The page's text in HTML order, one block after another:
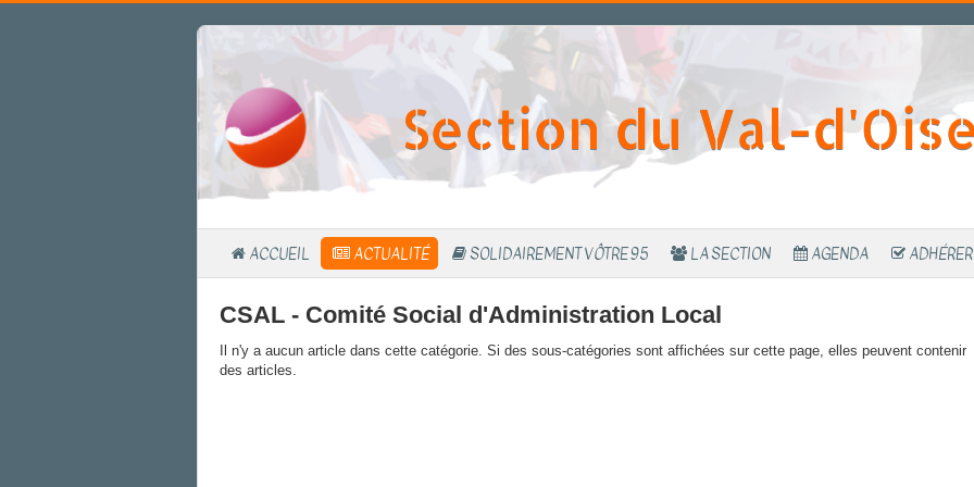
Section du Val-
ACCUEIL ACTUALITÉ SOLIDAIREMENT VÔTRE 95 LA SECTION AGENDA ADHÉRER
CSAL - Comité Social d'Administration Local
Il n'y a aucun article dans cette catégorie. Si des sous-catégories sont affichées sur cette page, elles peuvent contenir
des articles.